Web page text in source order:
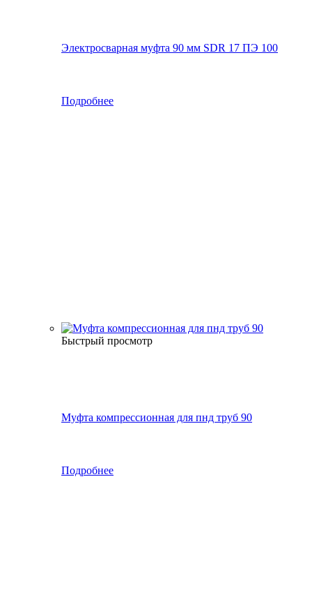
Электросварная муфта 90 мм SDR 17 ПЭ 100
Подробнее
Быстрый просмотр
Муфта компрессионная для пнд труб 90
Подробнее